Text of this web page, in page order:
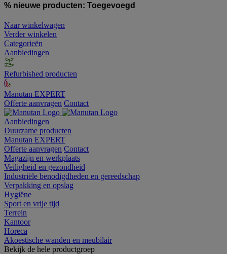
% nieuwe producten: Toegevoegd
Naar winkelwagen
Verder winkelen
Categorieën
Aanbiedingen
Refurbished producten
Manutan EXPERT
Offerte aanvragen Contact
Aanbiedingen
Duurzame producten
Manutan EXPERT
Offerte aanvragen Contact
Magazijn en werkplaats
Veiligheid en gezondheid
Industriële benodigdheden en gereedschap
Verpakking en opslag
Hygiëne
Sport en vrije tijd
Terrein
Kantoor
Horeca
Akoestische wanden en meubilair
Bekijk de hele productgroep